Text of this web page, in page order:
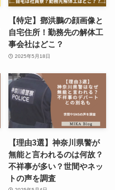
【特定】鄧洪鵬の顔画像と
自宅住所！勤務先の解体工
事会社はどこ？
2025年5月18日
【理由3選】神奈川県警が
無能と言われるのは何故？
不祥事が多い？世間やネッ
トの声を調査